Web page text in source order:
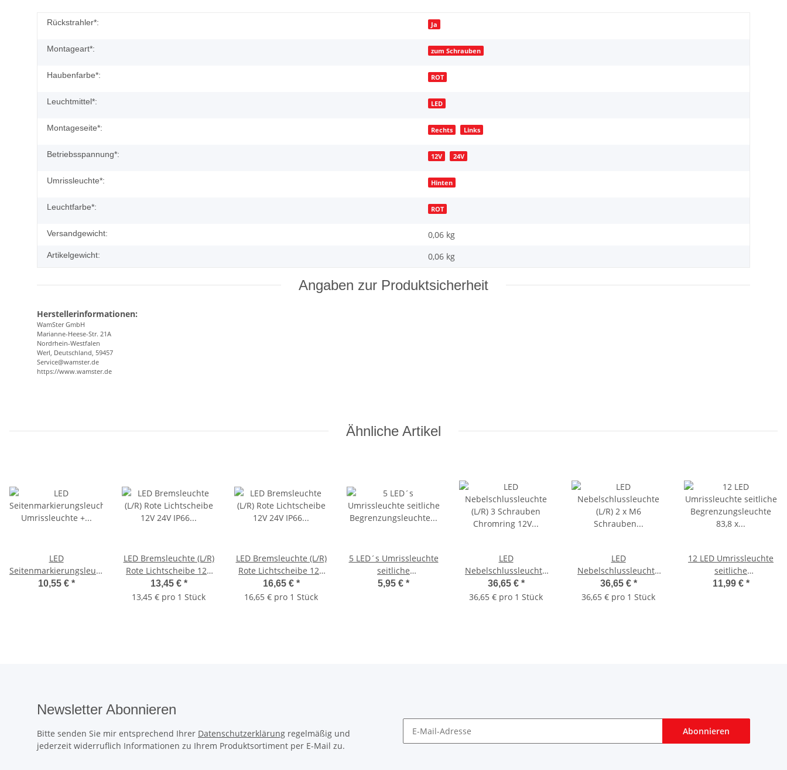
Rückstrahler*: Ja
Montageart*: zum Schrauben
Haubenfarbe*: ROT
Leuchtmittel*: LED
Montageseite*: Rechts Links
Betriebsspannung*: 12V 24V
Umrissleuchte*: Hinten
Leuchtfarbe*: ROT
Versandgewicht: 0,06 kg
Artikelgewicht: 0,06 kg
Angaben zur Produktsicherheit
Herstellerinformationen:
WamSter GmbH
Marianne-Heese-Str. 21A
Nordrhein-Westfalen
Werl, Deutschland, 59457
Service@wamster.de
https://www.wamster.de
Ähnliche Artikel
LED
Seitenmarkierungsleuchte
Umrissleuchte +
10,55 € *
LED Bremsleuchte (L/R)
Rote Lichtscheibe 12V
24V IP66 IP68 H + V
13,45 € *
13,45 € pro 1 Stück
LED Bremsleuchte (L/R)
Rote Lichtscheibe 12V
24V IP66 IP68 E20
16,65 € *
16,65 € pro 1 Stück
5 LED´s Umrissleuchte
seitliche
Begrenzungsleuchte
5,95 € *
LED
Nebelschlussleuchte
(L/R) 3 Schrauben
Chromring 12V 24V IP66
36,65 € *
36,65 € pro 1 Stück
LED
Nebelschlussleuchte
(L/R) 2 x M6 Schrauben
Gehäuse 12V 24V IP66
36,65 € *
36,65 € pro 1 Stück
12 LED Umrissleuchte
seitliche
Begrenzungsleuchte
11,99 € *
Newsletter Abonnieren
Bitte senden Sie mir entsprechend Ihrer Datenschutzerklärung regelmäßig und
jederzeit widerruflich Informationen zu Ihrem Produktsortiment per E-Mail zu.
Abonnieren